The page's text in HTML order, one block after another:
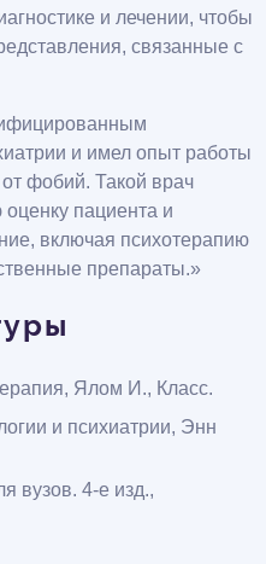
и лечении, чтобы
связанные с
и имел опыт работы
фобий. Такой врач
пациента и
включая психотерапию
препараты.»
Ялом И., Класс.
и психиатрии, Энн
вузов. 4-е изд.,